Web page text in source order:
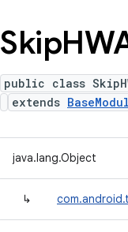
Skip
public class
extends
java.lang.Object
↳